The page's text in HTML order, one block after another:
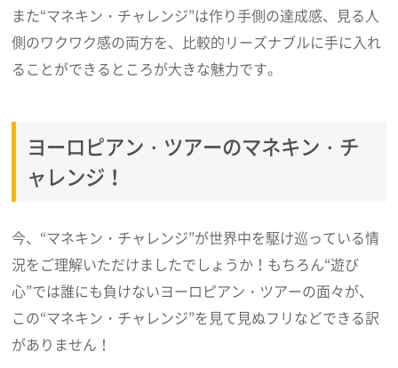
また“マネキン・チャレンジ”は作り手側の達成感、見る人
側のワクワク感の両方を、比較的リーズナブルに手に入れ
ることができるところが大きな魅力です。
ヨーロピアン・ツアーのマネキン・チ
ャレンジ！
今、“マネキン・チャレンジ”が世界中を駆け巡っている情
況をご理解いただけましたでしょうか！もちろん“遊び
心”では誰にも負けないヨーロピアン・ツアーの面々が、
この“マネキン・チャレンジ”を見て見ぬフリなどできる訳
がありません！